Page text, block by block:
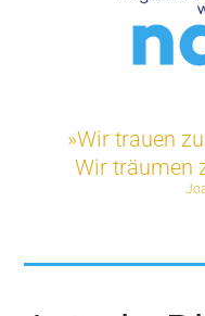
Verein
e.V.
Projekte»Wir trauen
Wir träumen